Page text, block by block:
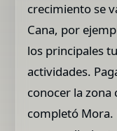
crecimiento se
Cana, por
los principales
actividades.
conocer la zona
completó Mora.